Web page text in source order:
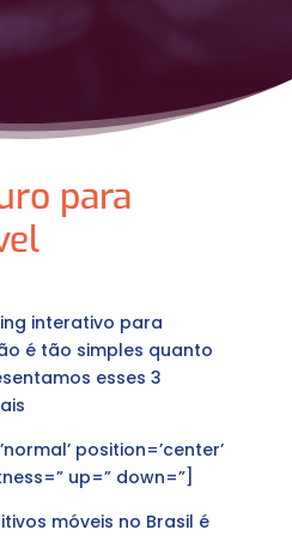
para
interativo para
é tão simples quanto
esses 3
position=’center’
up=” down=”]
móveis no Brasil é